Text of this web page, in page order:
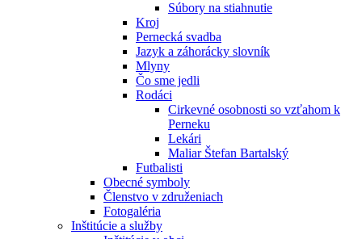
Súbory na stiahnutie
Kroj
Pernecká svadba
Jazyk a záhorácky slovník
Mlyny
Čo sme jedli
Rodáci
Cirkevné osobnosti so vzťahom k
Perneku
Lekári
Maliar Štefan Bartalský
Futbalisti
Obecné symboly
Členstvo v združeniach
Fotogaléria
Inštitúcie a služby